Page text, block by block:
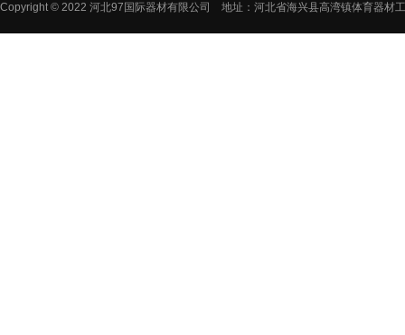
Copyright © 2022 河北97国际器材有限公司 地址：河北省海兴县高湾镇体育器